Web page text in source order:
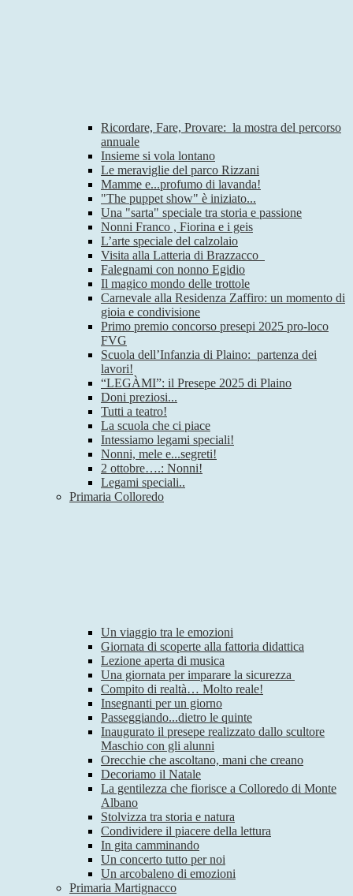
Ricordare, Fare, Provare: la mostra del percorso
annuale
Insieme si vola lontano
Le meraviglie del parco Rizzani
Mamme e...profumo di lavanda!
"The puppet show" è iniziato...
Una "sarta" speciale tra storia e passione
Nonni Franco , Fiorina e i geis
L’arte speciale del calzolaio
Visita alla Latteria di Brazzacco
Falegnami con nonno Egidio
Il magico mondo delle trottole
Carnevale alla Residenza Zaffiro: un momento di
gioia e condivisione
Primo premio concorso presepi 2025 pro-loco
FVG
Scuola dell’Infanzia di Plaino: partenza dei
lavori!
“LEGÀMI”: il Presepe 2025 di Plaino
Doni preziosi...
Tutti a teatro!
La scuola che ci piace
Intessiamo legami speciali!
Nonni, mele e...segreti!
2 ottobre….: Nonni!
Legami speciali..
Primaria Colloredo
Un viaggio tra le emozioni
Giornata di scoperte alla fattoria didattica
Lezione aperta di musica
Una giornata per imparare la sicurezza
Compito di realtà… Molto reale!
Insegnanti per un giorno
Passeggiando...dietro le quinte
Inaugurato il presepe realizzato dallo scultore
Maschio con gli alunni
Orecchie che ascoltano, mani che creano
Decoriamo il Natale
La gentilezza che fiorisce a Colloredo di Monte
Albano
Stolvizza tra storia e natura
Condividere il piacere della lettura
In gita camminando
Un concerto tutto per noi
Un arcobaleno di emozioni
Primaria Martignacco